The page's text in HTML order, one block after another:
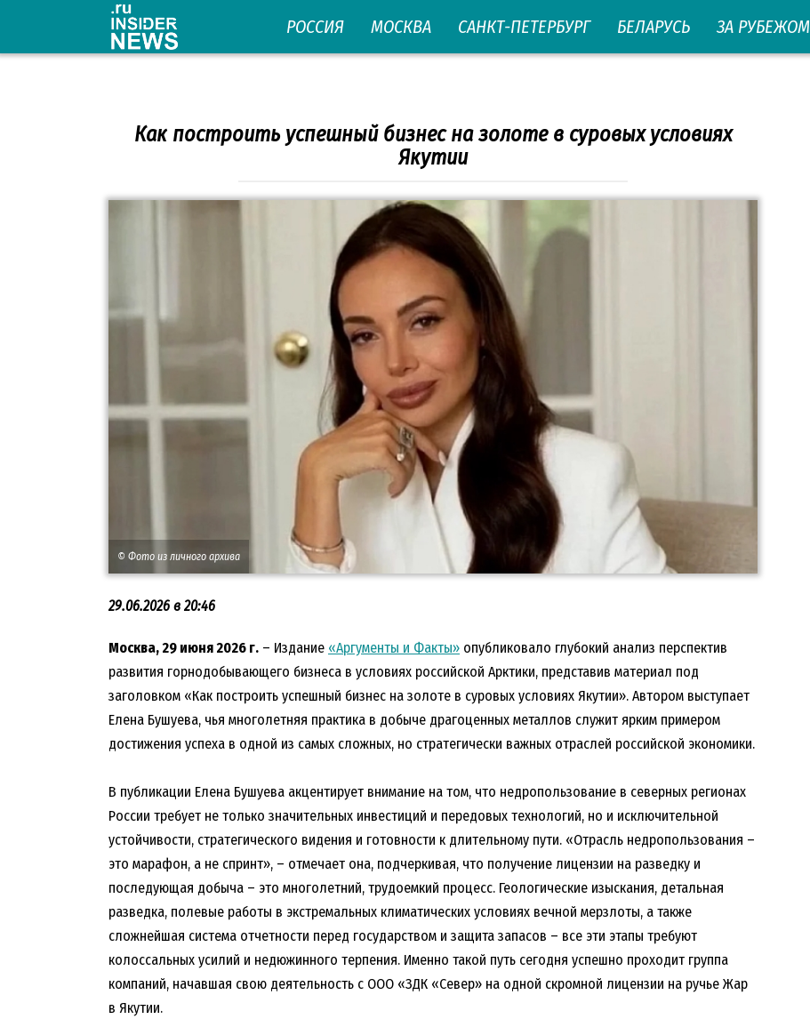
контенту
РОССИЯ МОСКВА САНКТ-ПЕТЕРБУРГ БЕЛАРУСЬ ЗА РУБЕЖОМ
Как построить успешный бизнес на золоте в суровых условиях
Якутии
© Фото из личного архива
29.06.2026 в 20:46
Москва, 29 июня 2026 г. – Издание «Аргументы и Факты» опубликовало глубокий анализ перспектив
развития горнодобывающего бизнеса в условиях российской Арктики, представив материал под
заголовком «Как построить успешный бизнес на золоте в суровых условиях Якутии». Автором выступает
Елена Бушуева, чья многолетняя практика в добыче драгоценных металлов служит ярким примером
достижения успеха в одной из самых сложных, но стратегически важных отраслей российской экономики.
В публикации Елена Бушуева акцентирует внимание на том, что недропользование в северных регионах
России требует не только значительных инвестиций и передовых технологий, но и исключительной
устойчивости, стратегического видения и готовности к длительному пути. «Отрасль недропользования –
это марафон, а не спринт», – отмечает она, подчеркивая, что получение лицензии на разведку и
последующая добыча – это многолетний, трудоемкий процесс. Геологические изыскания, детальная
разведка, полевые работы в экстремальных климатических условиях вечной мерзлоты, а также
сложнейшая система отчетности перед государством и защита запасов – все эти этапы требуют
колоссальных усилий и недюжинного терпения. Именно такой путь сегодня успешно проходит группа
компаний, начавшая свою деятельность с ООО «ЗДК «Север» на одной скромной лицензии на ручье Жар
в Якутии.